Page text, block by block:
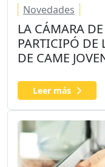
Novedades
LA CÁMARA
PARTICIPÓ DE
DE CAME
Leer más